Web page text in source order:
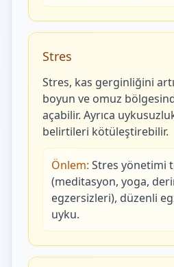
Stres
Stres, kas gerginliğini
boyun ve omuz
açabilir. Ayrıca
belirtileri kötüleştirebilir.
Önlem: Stres yönetimi
(meditasyon, yoga,
egzersizleri), düzenli
uyku.